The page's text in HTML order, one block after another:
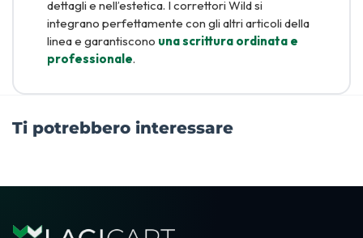
dettagli e nell’estetica. I correttori Wild si
integrano perfettamente con gli altri articoli della
linea e garantiscono una scrittura ordinata e
professionale.
Ti potrebbero interessare